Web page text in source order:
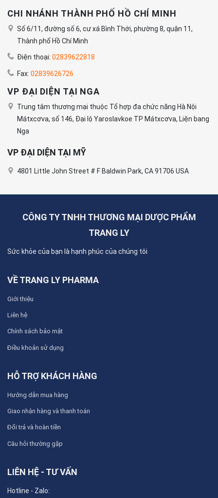
CHI NHÁNH THÀNH PHỐ HỒ CHÍ MINH
Số 6/11, đường số 6, cư xá Bình Thới, phường 8, quận 11,
Thành phố Hồ Chí Minh
Điện thoại: 02839622818
Fax: 02839626726
VP ĐẠI DIỆN TẠI NGA
Trung tâm thương mại thuộc Tổ hợp đa chức năng Hà Nội
Mátxcơva, số 146, Đại lộ Yaroslavkoe TP Mátxcơva, Liện bang
Nga
VP ĐẠI DIỆN TẠI MỸ
4801 Little John Street # F Baldwin Park, CA 91706 USA
CÔNG TY TNHH THƯƠNG MẠI DƯỢC PHẨM
TRANG LY
Sức khỏe của bạn là hạnh phúc của chúng tôi
VỀ TRANG LY PHARMA
Giới thiệu
Liên hệ
Chính sách bảo mật
Điều khoản sử dụng
HỖ TRỢ KHÁCH HÀNG
Hướng dẫn mua hàng
Giao nhận hàng và thanh toán
Đổi trả và hoàn tiền
Câu hỏi thường gặp
LIÊN HỆ - TƯ VẤN
Hotline - Zalo: